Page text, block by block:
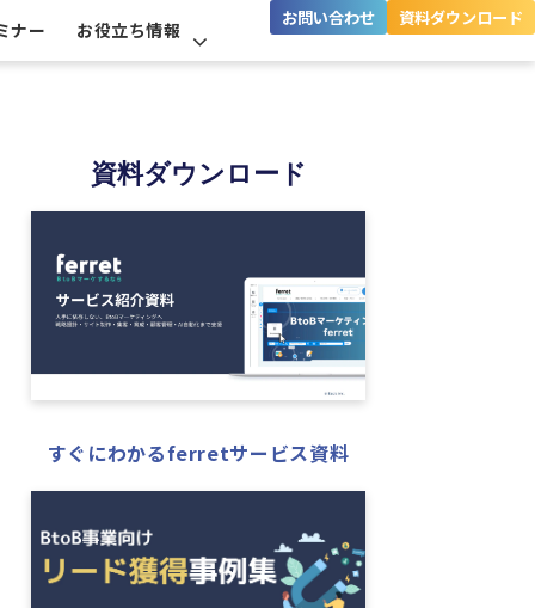
ナー お役立ち情報
お問い合わせ 資料ダウンロード
資料ダウンロード
すぐにわかるferretサービス資料